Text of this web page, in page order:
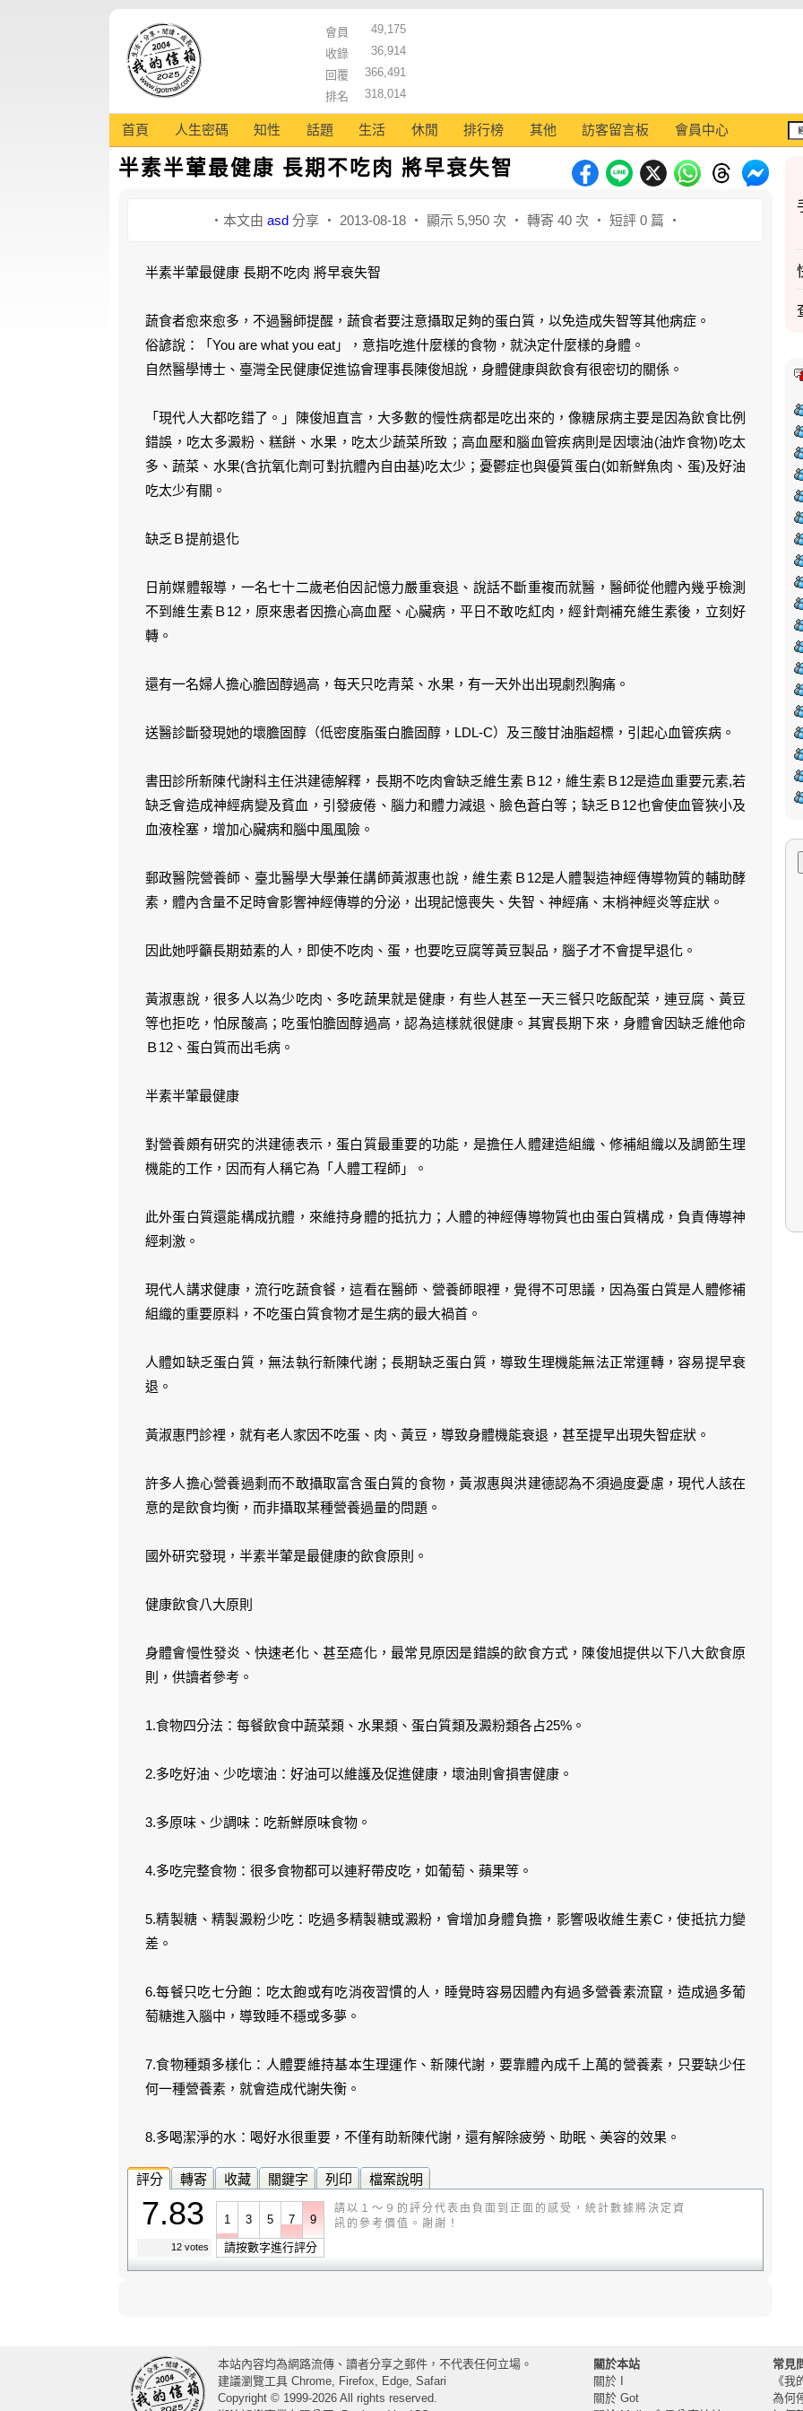
會員
49,175
收錄
36,914
回覆
366,491
排名
318,014
首頁 人生密碼 知性 話題 生活 休閒 排行榜 其他 訪客留言板 會員中心
半素半葷最健康 長期不吃肉 將早衰失智
‧本文由 asd 分享 ‧ 2013-08-18 ‧ 顯示 5,950 次 ‧ 轉寄 40 次 ‧ 短評 0 篇 ‧
半素半葷最健康 長期不吃肉 將早衰失智
蔬食者愈來愈多，不過醫師提醒，蔬食者要注意攝取足夠的蛋白質，以免造成失智等其他病症。
俗諺說：「You are what you eat」，意指吃進什麼樣的食物，就決定什麼樣的身體。
自然醫學博士、臺灣全民健康促進協會理事長陳俊旭說，身體健康與飲食有很密切的關係。
「現代人大都吃錯了。」陳俊旭直言，大多數的慢性病都是吃出來的，像糖尿病主要是因為飲食比例
錯誤，吃太多澱粉、糕餅、水果，吃太少蔬菜所致；高血壓和腦血管疾病則是因壞油(油炸食物)吃太
多、蔬菜、水果(含抗氧化劑可對抗體內自由基)吃太少；憂鬱症也與優質蛋白(如新鮮魚肉、蛋)及好油
吃太少有關。
缺乏Ｂ提前退化
日前媒體報導，一名七十二歲老伯因記憶力嚴重衰退、說話不斷重複而就醫，醫師從他體內幾乎檢測
不到維生素Ｂ12，原來患者因擔心高血壓、心臟病，平日不敢吃紅肉，經針劑補充維生素後，立刻好
轉。
還有一名婦人擔心膽固醇過高，每天只吃青菜、水果，有一天外出出現劇烈胸痛。
送醫診斷發現她的壞膽固醇（低密度脂蛋白膽固醇，LDL-C）及三酸甘油脂超標，引起心血管疾病。
書田診所新陳代謝科主任洪建德解釋，長期不吃肉會缺乏維生素Ｂ12，維生素Ｂ12是造血重要元素,若
缺乏會造成神經病變及貧血，引發疲倦、腦力和體力減退、臉色蒼白等；缺乏Ｂ12也會使血管狹小及
血液栓塞，增加心臟病和腦中風風險。
郵政醫院營養師、臺北醫學大學兼任講師黃淑惠也說，維生素Ｂ12是人體製造神經傳導物質的輔助酵
素，體內含量不足時會影響神經傳導的分泌，出現記憶喪失、失智、神經痛、末梢神經炎等症狀。
因此她呼籲長期茹素的人，即使不吃肉、蛋，也要吃豆腐等黃豆製品，腦子才不會提早退化。
黃淑惠說，很多人以為少吃肉、多吃蔬果就是健康，有些人甚至一天三餐只吃飯配菜，連豆腐、黃豆
等也拒吃，怕尿酸高；吃蛋怕膽固醇過高，認為這樣就很健康。其實長期下來，身體會因缺乏維他命
Ｂ12、蛋白質而出毛病。
半素半葷最健康
對營養頗有研究的洪建德表示，蛋白質最重要的功能，是擔任人體建造組織、修補組織以及調節生理
機能的工作，因而有人稱它為「人體工程師」。
此外蛋白質還能構成抗體，來維持身體的抵抗力；人體的神經傳導物質也由蛋白質構成，負責傳導神
經刺激。
現代人講求健康，流行吃蔬食餐，這看在醫師、營養師眼裡，覺得不可思議，因為蛋白質是人體修補
組織的重要原料，不吃蛋白質食物才是生病的最大禍首。
人體如缺乏蛋白質，無法執行新陳代謝；長期缺乏蛋白質，導致生理機能無法正常運轉，容易提早衰
退。
黃淑惠門診裡，就有老人家因不吃蛋、肉、黃豆，導致身體機能衰退，甚至提早出現失智症狀。
許多人擔心營養過剩而不敢攝取富含蛋白質的食物，黃淑惠與洪建德認為不須過度憂慮，現代人該在
意的是飲食均衡，而非攝取某種營養過量的問題。
國外研究發現，半素半葷是最健康的飲食原則。
健康飲食八大原則
身體會慢性發炎、快速老化、甚至癌化，最常見原因是錯誤的飲食方式，陳俊旭提供以下八大飲食原
則，供讀者參考。
1.食物四分法：每餐飲食中蔬菜類、水果類、蛋白質類及澱粉類各占25%。
2.多吃好油、少吃壞油：好油可以維護及促進健康，壞油則會損害健康。
3.多原味、少調味：吃新鮮原味食物。
4.多吃完整食物：很多食物都可以連籽帶皮吃，如葡萄、蘋果等。
5.精製糖、精製澱粉少吃：吃過多精製糖或澱粉，會增加身體負擔，影響吸收維生素C，使抵抗力變
差。
6.每餐只吃七分飽：吃太飽或有吃消夜習慣的人，睡覺時容易因體內有過多營養素流竄，造成過多葡
萄糖進入腦中，導致睡不穩或多夢。
7.食物種類多樣化：人體要維持基本生理運作、新陳代謝，要靠體內成千上萬的營養素，只要缺少任
何一種營養素，就會造成代謝失衡。
8.多喝潔淨的水：喝好水很重要，不僅有助新陳代謝，還有解除疲勞、助眠、美容的效果。
評分 轉寄 收藏 關鍵字 列印 檔案說明
7.83
12 votes
1 3 5 7 9
請按數字進行評分
請以１～９的評分代表由負面到正面的感受，統計數據將決定資
訊的參考價值。謝謝！
本站內容均為網路流傳、讀者分享之郵件，不代表任何立場。
建議瀏覽工具 Chrome, Firefox, Edge, Safari
Copyright © 1999-2026 All rights reserved.
關於本站
關於 I
關於 Got
常見
《
為何